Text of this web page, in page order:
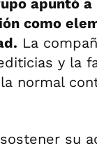
apuntó
como
La
y la
normal
su